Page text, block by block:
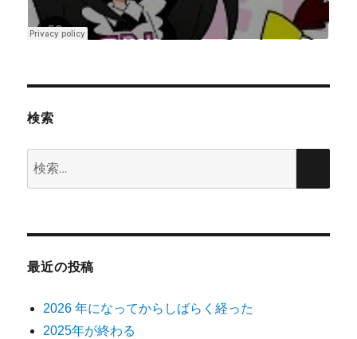
た
a
っ
っ
検索
索
最近の投稿
2026 年になってからしばらく経った
2025年が終わる